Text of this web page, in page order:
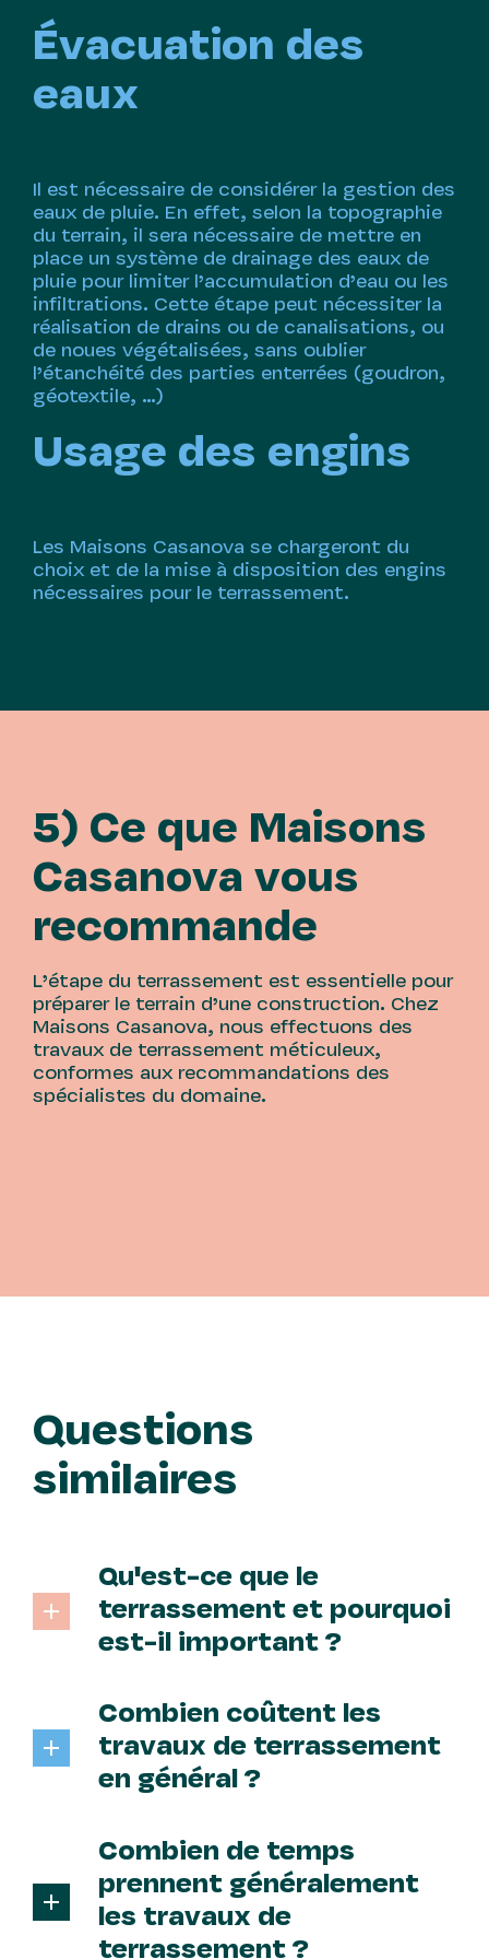
Évacuation des
eaux
Il est nécessaire de considérer la gestion des
eaux de pluie. En effet, selon la topographie
du terrain, il sera nécessaire de mettre en
place un système de drainage des eaux de
pluie pour limiter l’accumulation d’eau ou les
infiltrations. Cette étape peut nécessiter la
réalisation de drains ou de canalisations, ou
de noues végétalisées, sans oublier
l’étanchéité des parties enterrées (goudron,
géotextile, …)
Usage des engins
Les Maisons Casanova se chargeront du
choix et de la mise à disposition des engins
nécessaires pour le terrassement.
5) Ce que Maisons
Casanova vous
recommande
L’étape du terrassement est essentielle pour
préparer le terrain d’une construction. Chez
Maisons Casanova, nous effectuons des
travaux de terrassement méticuleux,
conformes aux recommandations des
spécialistes du domaine.
Questions
similaires
Qu'est-ce que le
terrassement et pourquoi
est-il important ?
construction. Il consiste à préparer le
terrain pour assurer une zone plane à
l’emplacement de la future Maison.
Combien coûtent les
travaux de terrassement
en général ?
plusieurs facteurs tels que la taille du
terrain, le type de sol, et la
complexité du projet.
Combien de temps
prennent généralement
les travaux de
terrassement ?